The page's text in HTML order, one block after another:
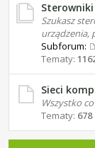
Sterowniki
Szukasz
urządzenia,
Subforum:
Tematy:
Sieci
Wszystko
Tematy: 678